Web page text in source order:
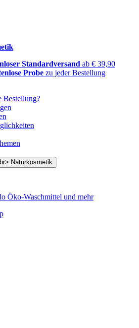
Standardversand ab € 39,90
Probe zu jeder Bestellung
Bestellung?
Öko-Waschmittel und mehr